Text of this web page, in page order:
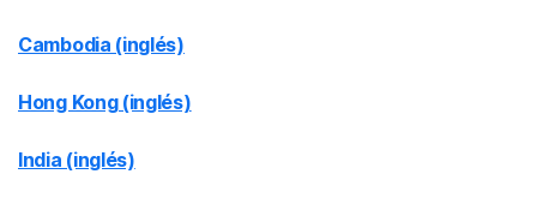
Cambodia (inglés)
Hong Kong (inglés)
India (inglés)